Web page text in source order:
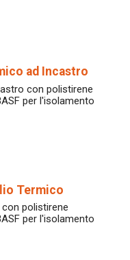
ad Incastro
con polistirene
per l'isolamento
Termico
polistirene
per l'isolamento